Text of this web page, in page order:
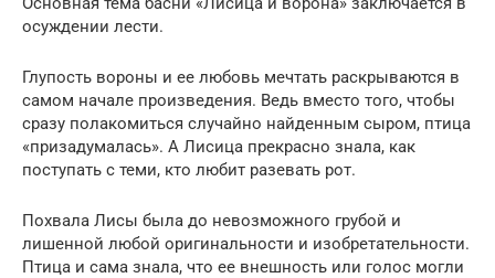
осуждении лести.
Глупость вороны и ее любовь мечтать раскрываются в
самом начале произведения. Ведь вместо того, чтобы
сразу полакомиться случайно найденным сыром, птица
«призадумалась». А Лисица прекрасно знала, как
поступать с теми, кто любит разевать рот.
Похвала Лисы была до невозможного грубой и
лишенной любой оригинальности и изобретательности.
Птица и сама знала, что ее внешность или голос могли